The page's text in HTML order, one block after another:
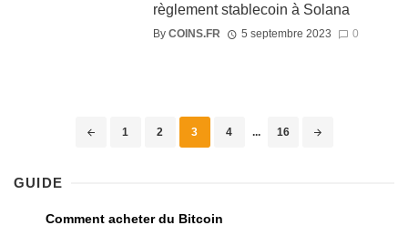
règlement stablecoin à Solana
By COINS.FR 5 septembre 2023 0
1 2 3 4 ... 16
GUIDE
Comment acheter du Bitcoin